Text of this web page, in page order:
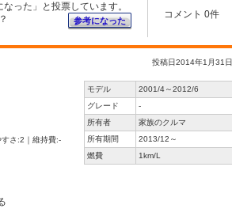
った」と投票しています。
参考になった
コメント 0件
投稿日2014年1月31日
さ:2｜維持費:-
モデル
2001/4～2012/6
グレード
-
所有者
家族のクルマ
所有期間
2013/12～
燃費
1km/L